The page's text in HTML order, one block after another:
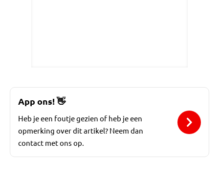
App ons!👋
Heb je een foutje gezien of heb je een
opmerking over dit artikel? Neem dan
contact met ons op.